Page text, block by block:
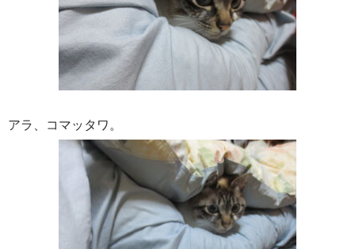
アラ、コマッタワ。